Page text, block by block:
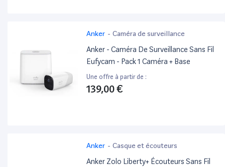
Anker - Caméra de surveillance
Anker - Caméra De Surveillance Sans Fil
Eufycam - Pack 1 Caméra + Base
Une offre à partir de :
139,00 €
Anker - Casque et écouteurs
Anker Zolo Liberty+ Écouteurs Sans Fil